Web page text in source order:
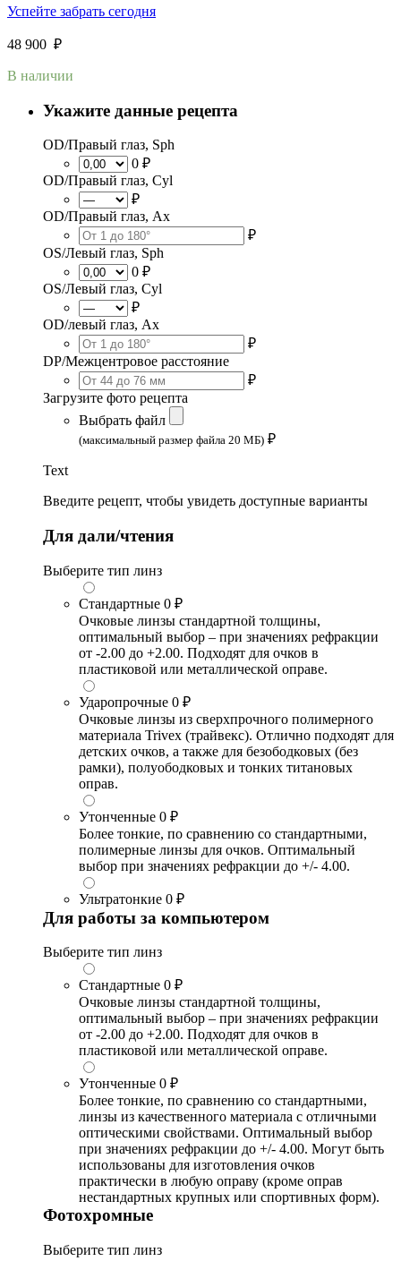
Успейте забрать сегодня
48 900 ₽
В наличии
Укажите данные рецепта
OD/Правый глаз, Sph
0 ₽
OD/Правый глаз, Cyl
₽
OD/Правый глаз, Ax
₽
OS/Левый глаз, Sph
0 ₽
OS/Левый глаз, Cyl
₽
OD/левый глаз, Ax
₽
DP/Межцентровое расстояние
₽
Загрузите фото рецепта
Выбрать файл
(максимальный размер файла 20 МБ) ₽
Text
Введите рецепт, чтобы увидеть доступные варианты
Для дали/чтения
Выберите тип линз
Стандартные 0 ₽
Очковые линзы стандартной толщины,
оптимальный выбор – при значениях рефракции
от -2.00 до +2.00. Подходят для очков в
пластиковой или металлической оправе.
Ударопрочные 0 ₽
Очковые линзы из сверхпрочного полимерного
материала Trivex (трайвекс). Отлично подходят для
детских очков, а также для безободковых (без
рамки), полуободковых и тонких титановых
оправ.
Утонченные 0 ₽
Более тонкие, по сравнению со стандартными,
полимерные линзы для очков. Оптимальный
выбор при значениях рефракции до +/- 4.00.
Ультратонкие 0 ₽
Для работы за компьютером
Выберите тип линз
Стандартные 0 ₽
Очковые линзы стандартной толщины,
оптимальный выбор – при значениях рефракции
от -2.00 до +2.00. Подходят для очков в
пластиковой или металлической оправе.
Утонченные 0 ₽
Более тонкие, по сравнению со стандартными,
линзы из качественного материала с отличными
оптическими свойствами. Оптимальный выбор
при значениях рефракции до +/- 4.00. Могут быть
использованы для изготовления очков
практически в любую оправу (кроме оправ
нестандартных крупных или спортивных форм).
Фотохромные
Выберите тип линз